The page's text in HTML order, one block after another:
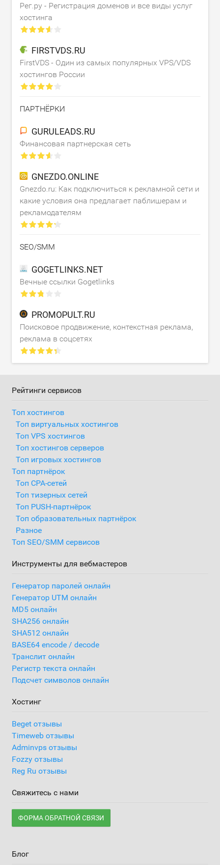
Рег.ру - Регистрация доменов и все виды услуг
хостинга
FIRSTVDS.RU
FirstVDS - Один из самых популярных VPS/VDS
хостингов России
ПАРТНЁРКИ
GURULEADS.RU
Финансовая партнерская сеть
GNEZDO.ONLINE
Gnezdo.ru: Как подключиться к рекламной сети и
какие условия она предлагает паблишерам и
рекламодателям
SEO/SMM
GOGETLINKS.NET
Вечные ссылки Gogetlinks
PROMOPULT.RU
Поисковое продвижение, контекстная реклама,
реклама в соцсетях
Рейтинги сервисов
Топ хостингов
Топ виртуальных хостингов
Топ VPS хостингов
Топ хостингов серверов
Топ игровых хостингов
Топ партнёрок
Топ CPA-сетей
Топ тизерных сетей
Топ PUSH-партнёрок
Топ образовательных партнёрок
Разное
Топ SEO/SMM сервисов
Инструменты для вебмастеров
Генератор паролей онлайн
Генератор UTM онлайн
MD5 онлайн
SHA256 онлайн
SHA512 онлайн
BASE64 encode / decode
Транслит онлайн
Регистр текста онлайн
Подсчет символов онлайн
Хостинг
Beget отзывы
Timeweb отзывы
Adminvps отзывы
Fozzy отзывы
Reg Ru отзывы
Свяжитесь с нами
ФОРМА ОБРАТНОЙ СВЯЗИ
Блог